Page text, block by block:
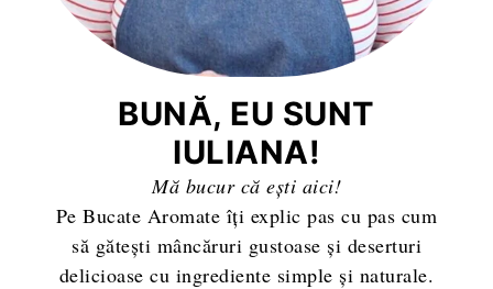
BUNĂ, EU SUNT
IULIANA!
Mă bucur că ești aici!
Pe Bucate Aromate îți explic pas cu pas cum
să gătești mâncăruri gustoase și deserturi
delicioase cu ingrediente simple și naturale.